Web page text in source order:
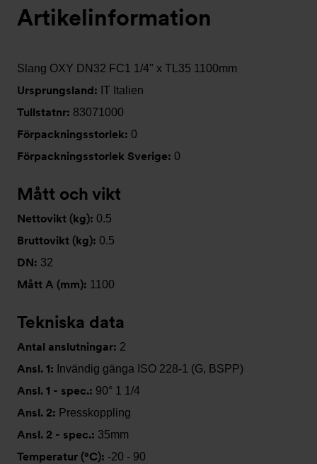
Artikelinformation
Slang OXY DN32 FC1 1/4" x TL35 1100mm
Ursprungsland: IT Italien
Tullstatnr: 83071000
Förpackningsstorlek: 0
Förpackningsstorlek Sverige: 0
Mått och vikt
Nettovikt (kg): 0.5
Bruttovikt (kg): 0.5
DN: 32
Mått A (mm): 1100
Tekniska data
Antal anslutningar: 2
Ansl. 1: Invändig gänga ISO 228-1 (G, BSPP)
Ansl. 1 - spec.: 90° 1 1/4
Ansl. 2: Presskoppling
Ansl. 2 - spec.: 35mm
Temperatur (°C): -20 - 90